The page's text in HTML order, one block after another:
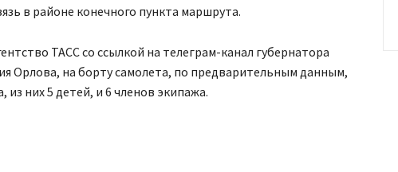
в районе конечного пункта маршрута.
ТАСС со ссылкой на телеграм-канал губернатора
Орлова, на борту самолета, по предварительным данным,
из них 5 детей, и 6 членов экипажа.